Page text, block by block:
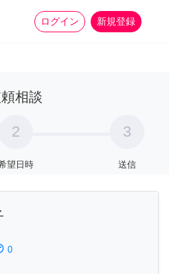
ログイン 新規登録
家事 more_horiz
相談
2
望日時
3
送信
0